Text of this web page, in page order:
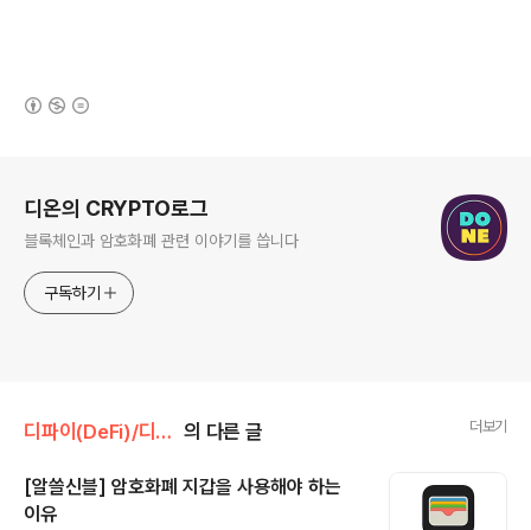
디온의 CRYPTO로그
블록체인과 암호화폐 관련 이야기를 씁니다
구독하기
디파이(DeFi)/디파이 초보자 가이드 의 다른 글 더보기
[알쓸신블] 암호화폐 지갑을 사용해야 하는
이유